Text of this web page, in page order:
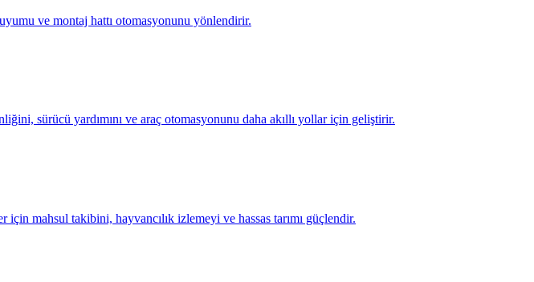
ve montaj hattı otomasyonunu yönlendirir.
sürücü yardımını ve araç otomasyonunu daha akıllı yollar için geliştirir.
mahsul takibini, hayvancılık izlemeyi ve hassas tarımı güçlendir.